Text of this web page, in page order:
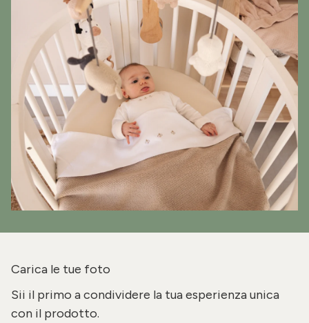
Carica le tue foto
Sii il primo a condividere la tua esperienza unica
con il prodotto.